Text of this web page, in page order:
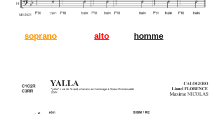
soprano alto homme